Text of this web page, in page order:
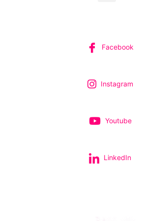
Facebook
Instagram
Youtube
LinkedIn